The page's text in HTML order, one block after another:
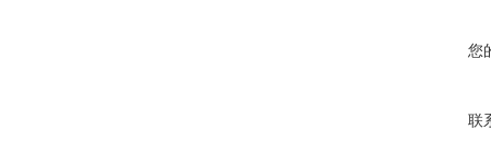
您
联